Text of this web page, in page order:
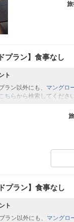
プラン】食事なし
ト
ラン以外にも、 マングロ
ちら から検索してください
プラン】食事なし
ト
ラン以外にも、 マングロ